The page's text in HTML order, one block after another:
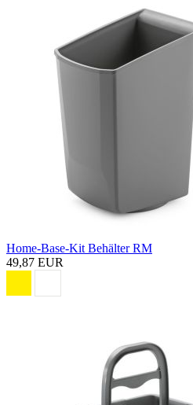
Home-Base-Kit Behälter RM
49,87 EUR